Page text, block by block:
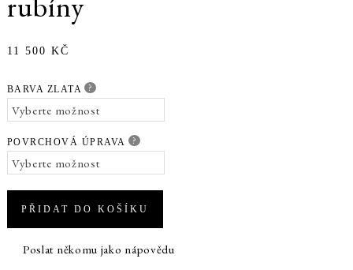
11 500 KČ
BARVA ZLATA ?
POVRCHOVÁ ÚPRAVA ?
PŘIDAT DO KOŠÍKU
Poslat někomu jako nápovědu